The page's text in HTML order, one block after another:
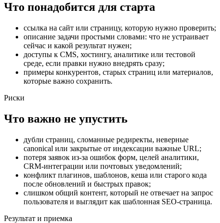
Что понадобится для старта
ссылка на сайт или страницу, которую нужно проверить;
описание задачи простыми словами: что не устраивает
сейчас и какой результат нужен;
доступы к CMS, хостингу, аналитике или тестовой
среде, если правки нужно внедрять сразу;
примеры конкурентов, старых страниц или материалов,
которые важно сохранить.
Риски
Что важно не упустить
дубли страниц, сломанные редиректы, неверные
canonical или закрытые от индексации важные URL;
потеря заявок из-за ошибок форм, целей аналитики,
CRM-интеграции или почтовых уведомлений;
конфликт плагинов, шаблонов, кеша или старого кода
после обновлений и быстрых правок;
слишком общий контент, который не отвечает на запрос
пользователя и выглядит как шаблонная SEO-страница.
Результат и приемка